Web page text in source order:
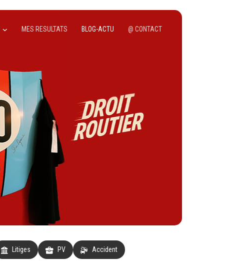
MES RESULTATS BLOG-ACTU @ CONTACT
Litiges PV Accident